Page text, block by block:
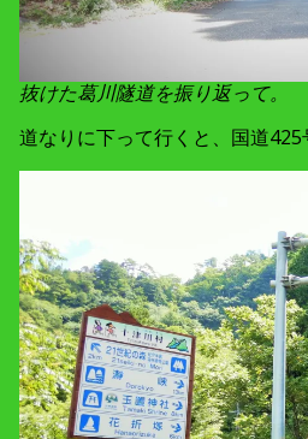
抜けた葛川隧道を振り返って。
道なりに下って行くと、国道425